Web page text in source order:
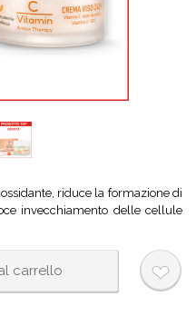
riduce la formazione di
invecchiamento delle cellule